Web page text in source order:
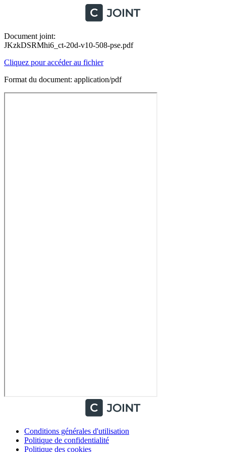
Document joint:
JKzkDSRMhi6_ct-20d-v10-508-pse.pdf
Cliquez pour accéder au fichier
Format du document: application/pdf
Conditions générales d'utilisation
Politique de confidentialité
Politique des cookies